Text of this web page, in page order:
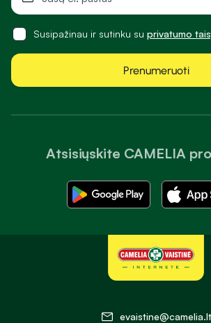
Atsisiųskite CAMELIA
Susipažinau ir sutinku su privatumo
Prenumeruoti
evaistine@camelia.lt